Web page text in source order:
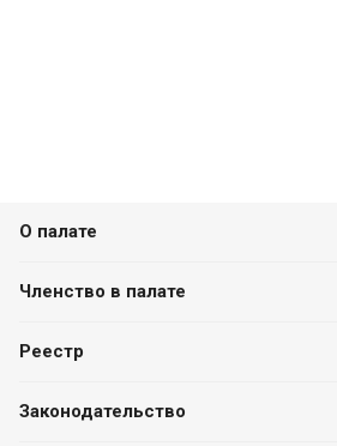
О палате
Членство в палате
Реестр
Законодательство